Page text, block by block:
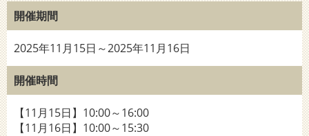
開催期間
2025年11月15日～2025年11月16日
開催時間
【11月15日】10:00～16:00
【11月16日】10:00～15:30